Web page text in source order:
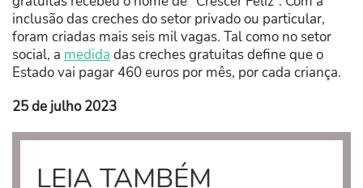
inclusão das creches do setor privado ou particular,
foram criadas mais seis mil vagas. Tal como no setor
social, a medida das creches gratuitas define que o
Estado vai pagar 460 euros por mês, por cada criança.
25 de julho 2023
LEIA TAMBÉM